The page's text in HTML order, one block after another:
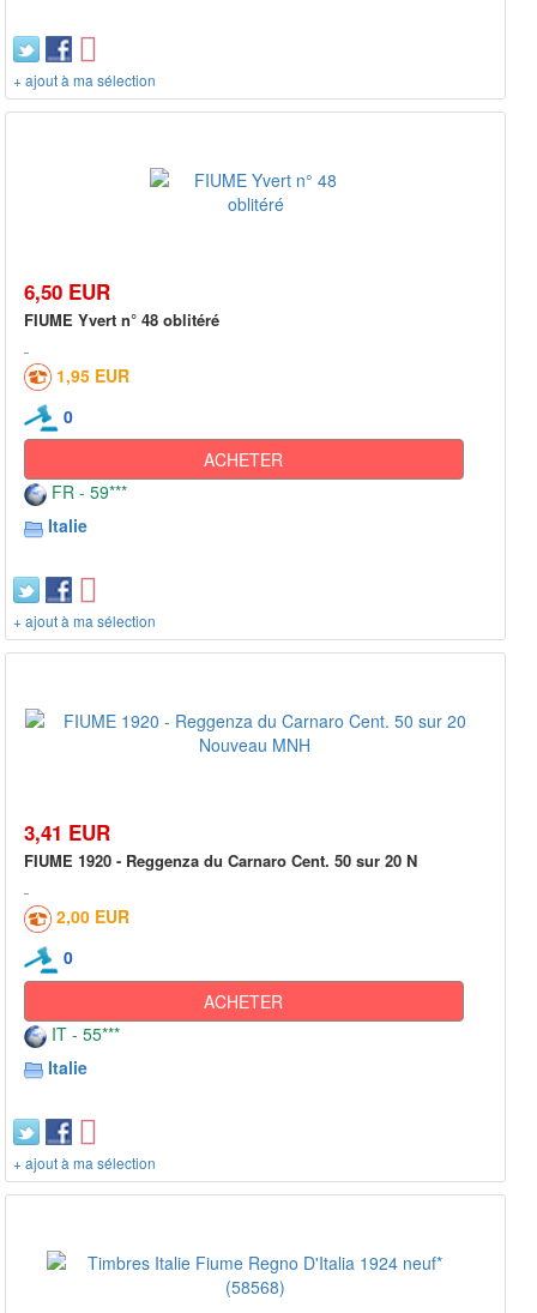
+ ajout à ma sélection
6,50 EUR
FIUME Yvert n° 48 oblitéré
1,95 EUR
0
ACHETER
FR - 59***
Italie
+ ajout à ma sélection
3,41 EUR
FIUME 1920 - Reggenza du Carnaro Cent. 50 sur 20 N
2,00 EUR
0
ACHETER
IT - 55***
Italie
+ ajout à ma sélection